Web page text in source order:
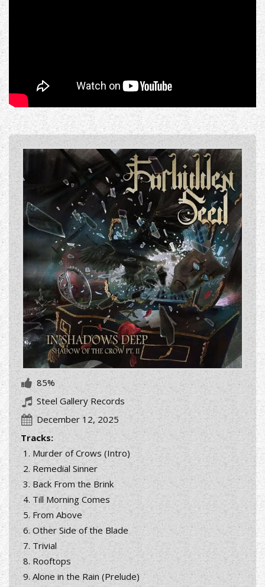
85%
Steel Gallery Records
December 12, 2025
Tracks:
Murder of Crows (Intro)
Remedial Sinner
Back From the Brink
Till Morning Comes
From Above
Other Side of the Blade
Trivial
Rooftops
Alone in the Rain (Prelude)